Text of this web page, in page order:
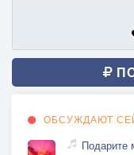
ОБСУЖДАЮТ
Подарите